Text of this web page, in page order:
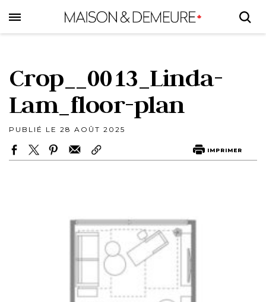
to
main
Crop__0013_Linda-
Lam_floor-plan
PUBLIÉ LE 28 AOÛT 2025
IMPRIMER